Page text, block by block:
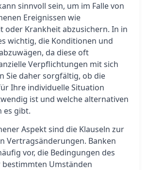
sinnvoll sein, um im Falle von
Ereignissen wie
oder Krankheit abzusichern. In in
wichtig, die Konditionen und
da diese oft
Verpflichtungen mit sich
Sie daher sorgfältig, ob die
Ihre individuelle Situation
ist und welche alternativen
es gibt.
Aspekt sind die Klauseln zur
Vertragsänderungen. Banken
vor, die Bedingungen des
Umständen